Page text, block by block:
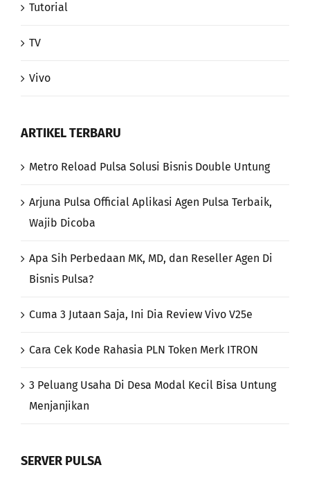
Tutorial
TV
Vivo
ARTIKEL TERBARU
Metro Reload Pulsa Solusi Bisnis Double Untung
Arjuna Pulsa Official Aplikasi Agen Pulsa Terbaik,
Wajib Dicoba
Apa Sih Perbedaan MK, MD, dan Reseller Agen Di
Bisnis Pulsa?
Cuma 3 Jutaan Saja, Ini Dia Review Vivo V25e
Cara Cek Kode Rahasia PLN Token Merk ITRON
3 Peluang Usaha Di Desa Modal Kecil Bisa Untung
Menjanjikan
SERVER PULSA